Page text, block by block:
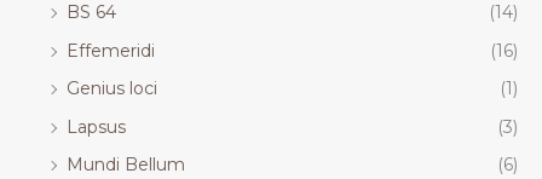
BS 64
(14)
Effemeridi
(16)
Genius loci
(1)
Lapsus
(3)
Mundi Bellum
(6)